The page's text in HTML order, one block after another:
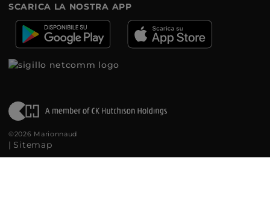
SCARICA LA NOSTRA APP
©2026 Marionnaud
| Sitemap